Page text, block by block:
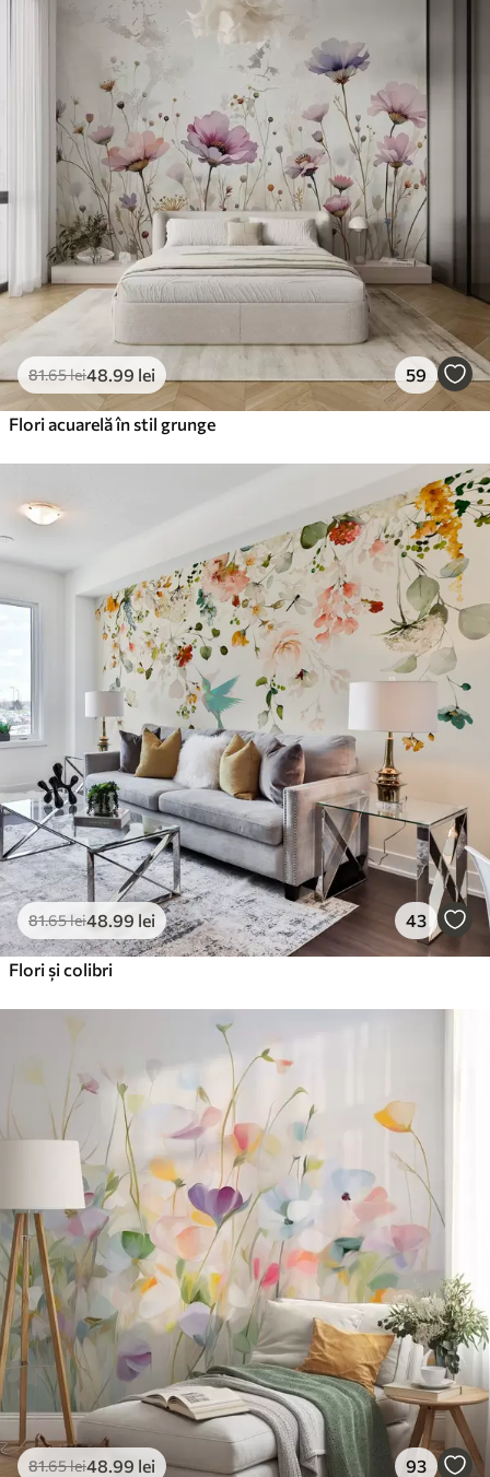
81.65lei48 .99 lei 59
Flori acuarelă în stil grunge
81.65lei48.99 lei 43
Flori și colibri
81.65lei48 .99 lei 93